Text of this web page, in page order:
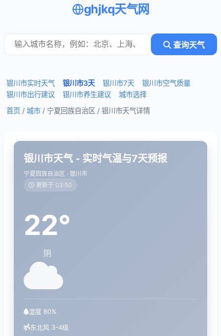
ghjkq天气网
查询天气
银川市实时天气 银川市3天 银川市7天
银川市空气质量
银川市出行建议
银川市养生建议
城市选择
首页 / 城市 / 宁夏回族自治区 / 银川市天气详情
银川市天气 - 实时气温与7天预报
宁夏回族自治区 · 银川市
更新于 03:50
22°
阴
湿度 80%
东北风 3-4级